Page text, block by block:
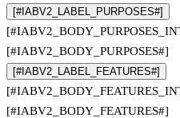
[#IABV2_LABEL_PURPOSES#]
[#IABV2_BODY_PURPOSES#]
[#IABV2_LABEL_FEATURES#]
[#IABV2_BODY_FEATURES#]